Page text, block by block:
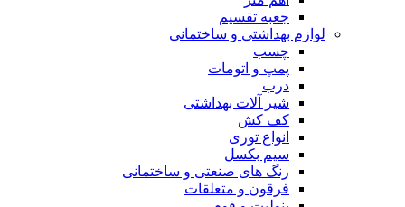
جعبه تقسیم
لوازم بهداشتی و ساختمانی
چسب
پمپ و اتومات
درب
شیر آلات بهداشتی
کف کش
انواع توری
سیم بکسل
رنگ های صنعتی و ساختمانی
فرقون و متعلقات